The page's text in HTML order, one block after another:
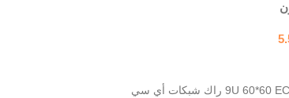
9U 60*60 EC راك شبكات أي سي